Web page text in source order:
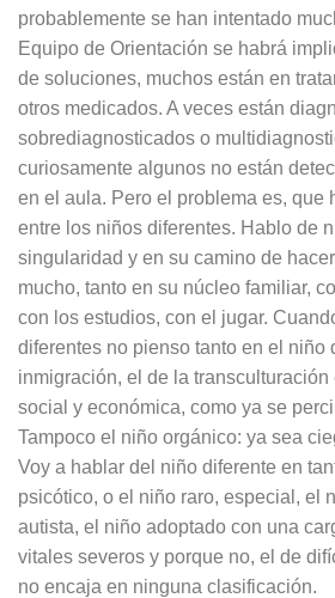
probablemente se han intentado
Equipo de Orientación se habrá
de soluciones, muchos están en
otros medicados. A veces están
sobrediagnosticados o
curiosamente algunos no están
en el aula. Pero el problema es, que
entre los niños diferentes. Hablo de
singularidad y en su camino de
mucho, tanto en su núcleo familiar,
con los estudios, con el jugar.
diferentes no pienso tanto en el niño
inmigración, el de la transculturación
social y económica, como ya se
Tampoco el niño orgánico: ya sea
Voy a hablar del niño diferente en
psicótico, o el niño raro, especial, el
autista, el niño adoptado con una
vitales severos y porque no, el de
no encaja en ninguna clasificación.